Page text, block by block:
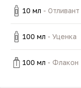
10 мл - Отливант
100 мл - Уценка
100 мл - Флакон